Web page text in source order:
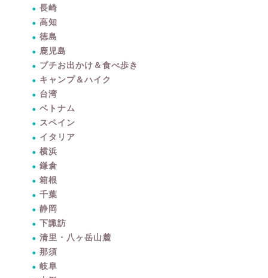
長崎
高知
徳島
鹿児島
プチお出かけ＆食べ歩き
キャンプ＆ハイク
台湾
ベトナム
スペイン
イタリア
横浜
鎌倉
箱根
千葉
静岡
下諏訪
清里・八ヶ岳山麓
那須
岐阜